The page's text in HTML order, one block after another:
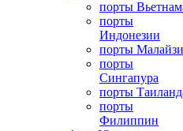
порты
порты
Индонезии
порты
порты
Сингапура
порты
порты
Филиппин